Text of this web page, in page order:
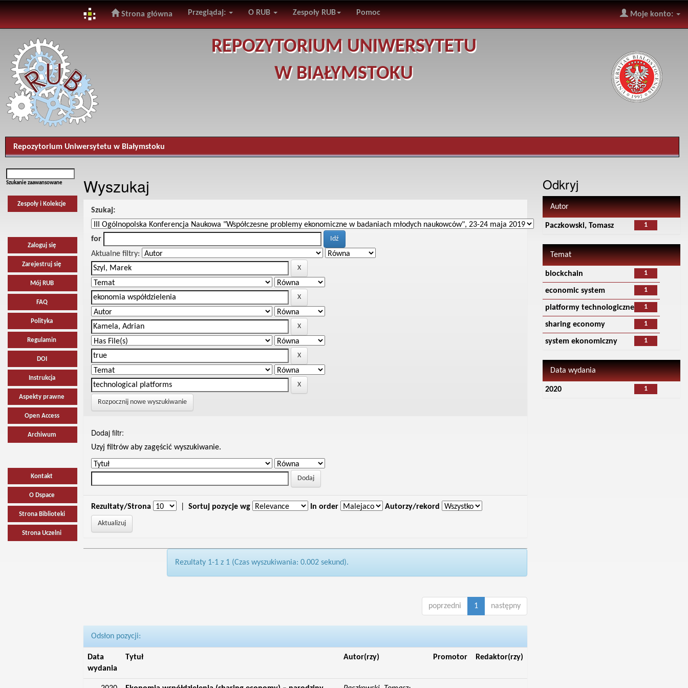
navigation
Strona główna Przeglądaj: O RUB Zespoły RUB Pomoc Moje konto:
REPOZYTORIUM UNIWERSYTETU
W BIAŁYMSTOKU
Repozytorium Uniwersytetu w Białymstoku
Szukanie zaawansowane
Zespoły i Kolekcje
Zaloguj się
Zarejestruj się
Mój RUB
FAQ
Polityka
Regulamin
DOI
Instrukcja
Aspekty prawne
Open Access
Archiwum
Kontakt
O Dspace
Strona Biblioteki
Strona Uczelni
Wyszukaj
Szukaj:
for
Aktualne filtry:
Rozpocznij nowe wyszukiwanie
Dodaj filtr:
Uzyj filtrów aby zagęścić wyszukiwanie.
Rezultaty/Strona Sortuj pozycje wg In order Autorzy/rekord
Rezultaty 1-1 z 1 (Czas wyszukiwania: 0.002 sekund).
poprzedni 1 następny
Odsłon pozycji:
Data
wydania
Tytuł Autor(rzy) Promotor Redaktor(rzy)
Odkryj
Autor
1
Paczkowski, Tomasz
Temat
1
blockchain
1
economic system
1
platformy technologiczne
1
sharing economy
1
system ekonomiczny
Data wydania
1
2020